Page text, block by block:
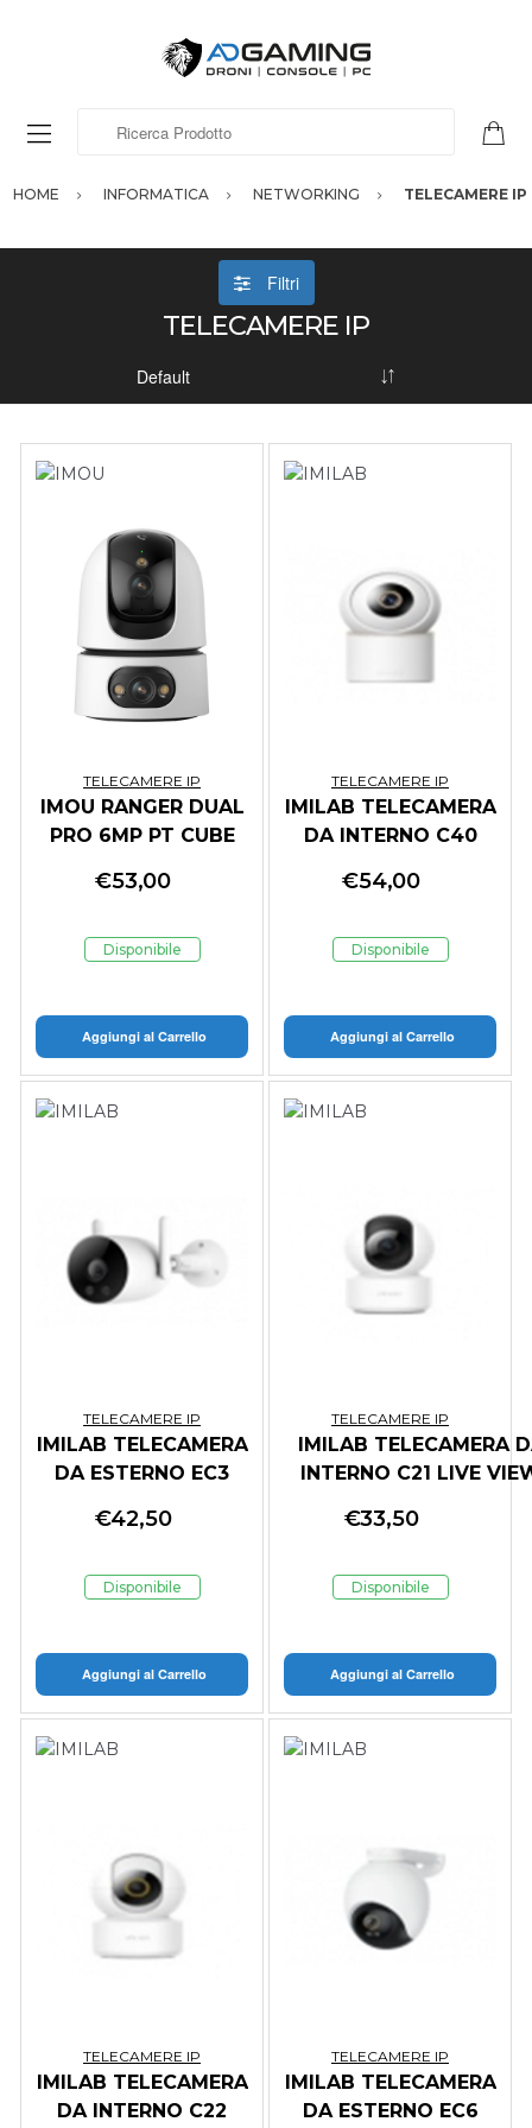
HOME INFORMATICA NETWORKING TELECAMERE IP
Filtri
TELECAMERE IP
TELECAMERE IP
IMOU RANGER DUAL
PRO 6MP PT CUBE
IR MIC/SPEAKER
€53,00
Disponibile
Aggiungi al Carrello
TELECAMERE IP
IMILAB TELECAMERA
DA INTERNO C40
6X, RILEVAMENTI,
€54,00
Disponibile
Aggiungi al Carrello
TELECAMERE IP
IMILAB TELECAMERA
DA ESTERNO EC3
LED, WIFI,
PERSONE
€42,50
Disponibile
Aggiungi al Carrello
TELECAMERE IP
IMILAB TELECAMERA
INTERNO C21 LIVE
B/
€33,50
Disponibile
Aggiungi al Carrello
TELECAMERE IP
IMILAB TELECAMERA
DA INTERNO C22
TELECAMERE IP
IMILAB TELECAMERA
DA ESTERNO EC6